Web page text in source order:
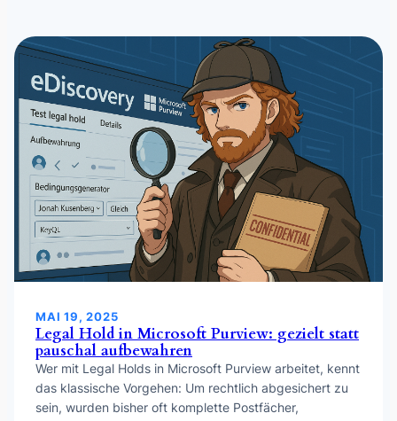
MAI 19, 2025
Legal Hold in Microsoft Purview: gezielt statt
pauschal aufbewahren
Wer mit Legal Holds in Microsoft Purview arbeitet, kennt
das klassische Vorgehen: Um rechtlich abgesichert zu
sein, wurden bisher oft komplette Postfächer,